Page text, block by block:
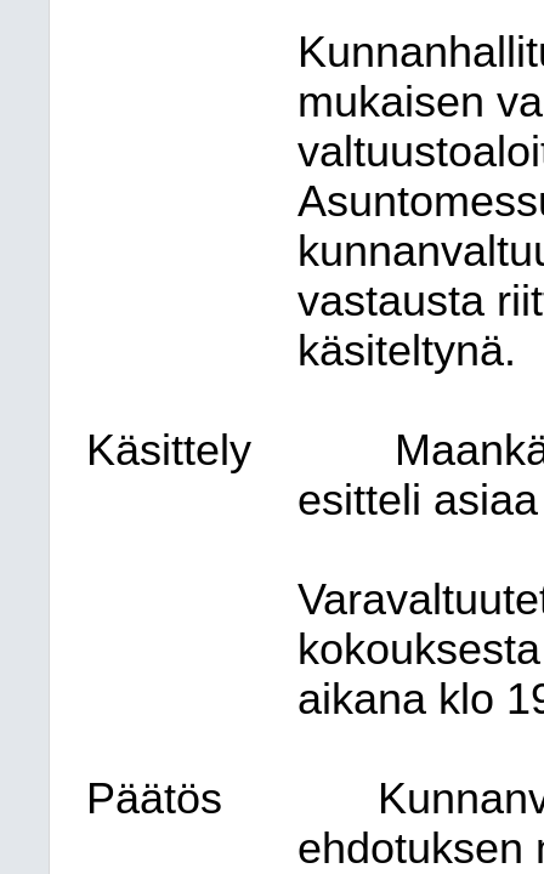
mukaisen
vastausta
käsiteltynä.
Käsittely
esitteli
aikana klo
Päätös
ehdotuksen